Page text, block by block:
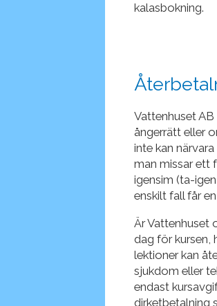
kalasbokning.
Vattenhuset
ångerrätt eller
inte kan
man missar ett
igensim (ta-
enskilt fall får
Är Vattenhuset
dag för kursen,
lektioner kan
sjukdom eller
endast
dirketbetalning